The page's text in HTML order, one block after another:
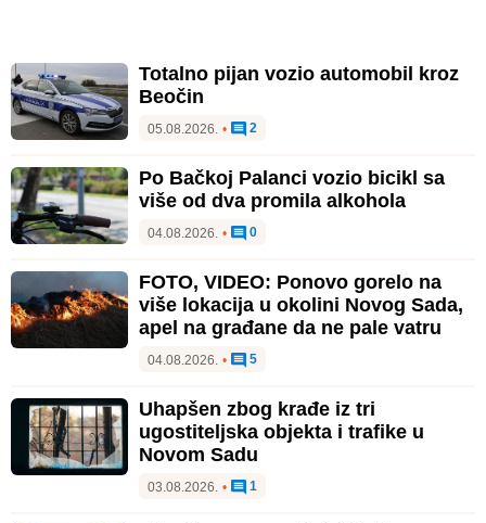
Totalno pijan vozio automobil kroz
Beočin
05.08.2026. • 2
Po Bačkoj Palanci vozio bicikl sa
više od dva promila alkohola
04.08.2026. • 0
FOTO, VIDEO: Ponovo gorelo na
više lokacija u okolini Novog Sada,
apel na građane da ne pale vatru
04.08.2026. • 5
Uhapšen zbog krađe iz tri
ugostiteljska objekta i trafike u
Novom Sadu
03.08.2026. • 1